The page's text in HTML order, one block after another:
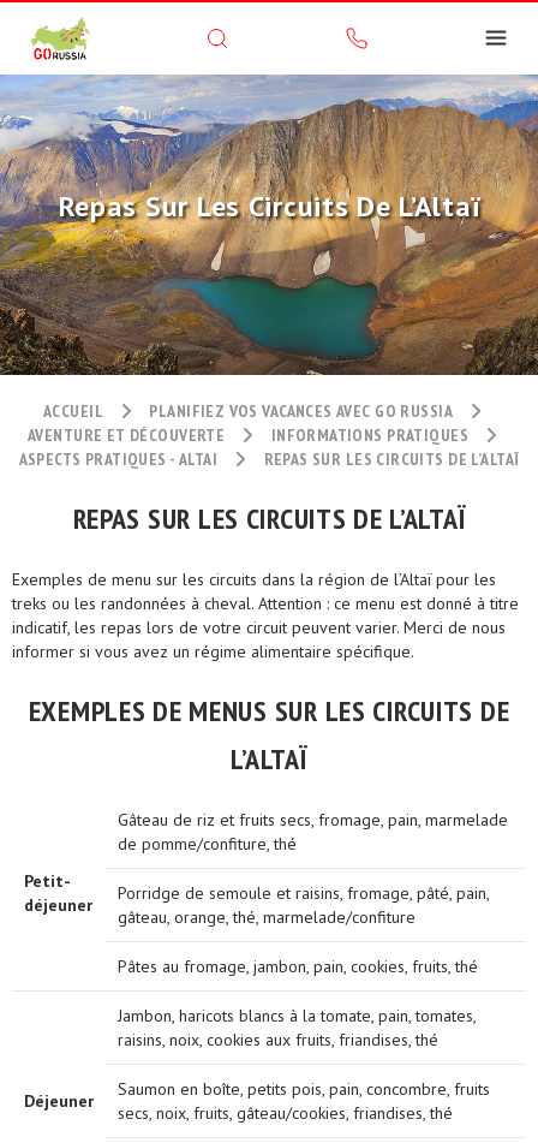
Repas Sur Les Circuits De L’Altaï
ACCUEIL
PLANIFIEZ VOS VACANCES AVEC GO RUSSIA
AVENTURE ET DÉCOUVERTE
INFORMATIONS PRATIQUES
ASPECTS PRATIQUES - ALTAI
REPAS SUR LES CIRCUITS DE L’ALTAÏ
REPAS SUR LES CIRCUITS DE L’ALTAÏ
Exemples de menu sur les circuits dans la région de l’Altaï pour les
treks ou les randonnées à cheval. Attention : ce menu est donné à titre
indicatif, les repas lors de votre circuit peuvent varier. Merci de nous
informer si vous avez un régime alimentaire spécifique.
EXEMPLES DE MENUS SUR LES CIRCUITS DE
L’ALTAÏ
Petit-
déjeuner
Gâteau de riz et fruits secs, fromage, pain, marmelade
de pomme/confiture, thé
Porridge de semoule et raisins, fromage, pâté, pain,
gâteau, orange, thé, marmelade/confiture
Pâtes au fromage, jambon, pain, cookies, fruits, thé
Déjeuner
Jambon, haricots blancs à la tomate, pain, tomates,
raisins, noix, cookies aux fruits, friandises, thé
Saumon en boîte, petits pois, pain, concombre, fruits
secs, noix, fruits, gâteau/cookies, friandises, thé